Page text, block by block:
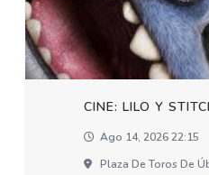
CINE: LILO Y
Ago 14, 2026 22:15
Plaza De Toros De